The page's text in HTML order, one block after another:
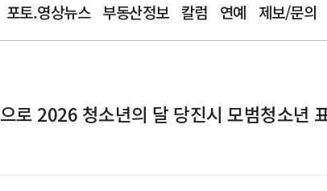
포토.영상뉴스 부동산정보 칼럼 연예 제보/문의
로 2026 청소년의 달 당진시 모범청소년